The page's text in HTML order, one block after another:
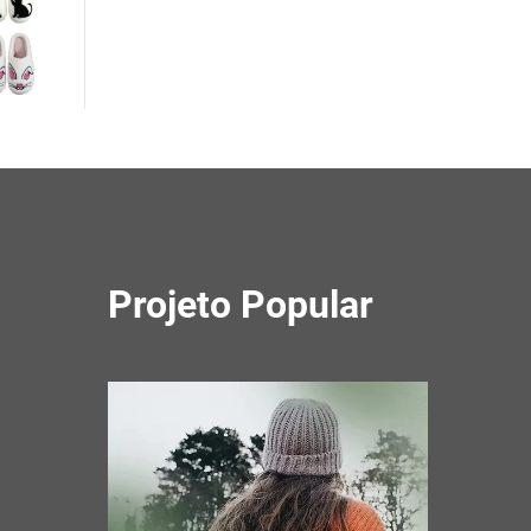
Projeto Popular